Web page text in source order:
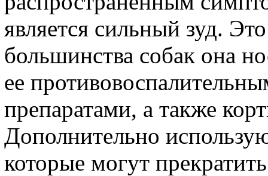
является сильный зуд.
большинства собак она
ее
препаратами, а также
Дополнительно
которые могут